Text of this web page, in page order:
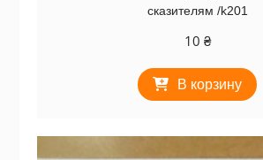
сказителям /k201
10 ₴
В корзину